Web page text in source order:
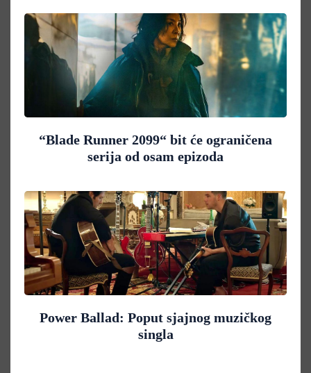
“Blade Runner 2099“ bit će ograničena
serija od osam epizoda
Power Ballad: Poput sjajnog muzičkog
singla